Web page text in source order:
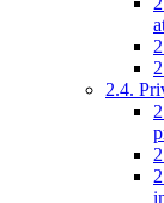
2.4.